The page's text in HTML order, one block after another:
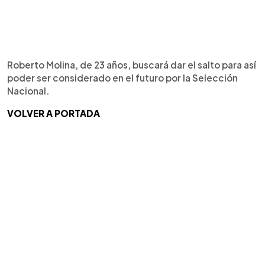
Roberto Molina, de 23 años, buscará dar el salto para así
poder ser considerado en el futuro por la Selección
Nacional.
VOLVER A PORTADA